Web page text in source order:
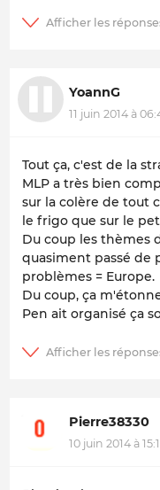
YoannG
11 juin 2014 à
Tout ça, c'est de la
MLP a très bien
sur la colère de tout
le frigo que sur le
Du coup les thèmes
quasiment passé de
problèmes = Europe.
Du coup, ça
Pen ait organisé ça
Pierre38330
10 juin 2014 à